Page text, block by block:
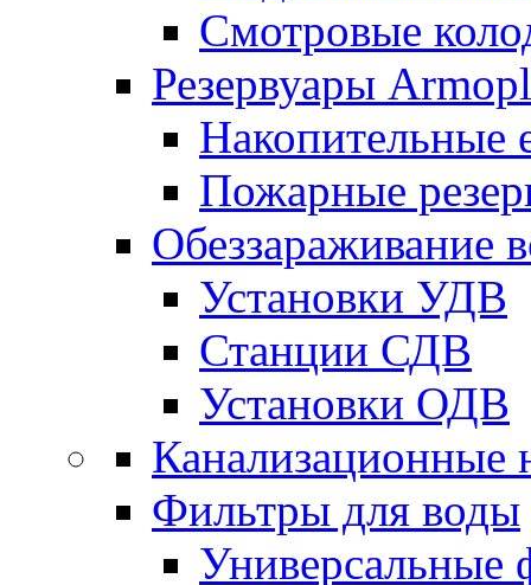
Смотровые
Резервуары
Накопительные
Пожарные
Обеззараживание
Установки УДВ
Станции СДВ
Установки ОДВ
Фильтры для воды
Универсальные